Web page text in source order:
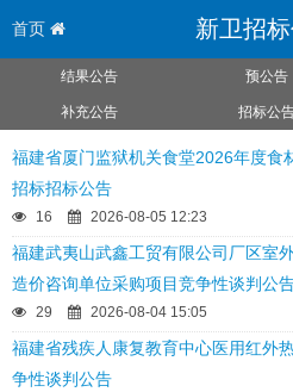
首页 新卫招
结果公告 预公告
补充公告 招标公
福建省厦门监狱机关食堂2026年度食
招标招标公告
16 2026-08-05 12:23
福建武夷山武鑫工贸有限公司厂区室
造价咨询单位采购项目竞争性谈判公
29 2026-08-04 15:05
福建省残疾人康复教育中心医用红外
争性谈判公告